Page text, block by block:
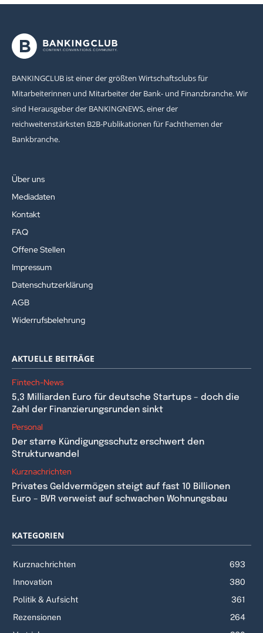
BANKINGCLUB ist einer der größten Wirtschaftsclubs für
Mitarbeiterinnen und Mitarbeiter der Bank- und Finanzbranche. Wir
sind Herausgeber der BANKINGNEWS, einer der
reichweitenstärksten B2B-Publikationen für Fachthemen der
Bankbranche.
Über uns
Mediadaten
Kontakt
FAQ
Offene Stellen
Impressum
Datenschutzerklärung
AGB
Widerrufsbelehrung
AKTUELLE BEITRÄGE
Fintech-News
5,3 Milliarden Euro für deutsche Startups – doch die
Zahl der Finanzierungsrunden sinkt
Personal
Der starre Kündigungsschutz erschwert den
Strukturwandel
Kurznachrichten
Privates Geldvermögen steigt auf fast 10 Billionen
Euro – BVR verweist auf schwachen Wohnungsbau
KATEGORIEN
Kurznachrichten
693
Innovation
380
Politik & Aufsicht
361
Rezensionen
264